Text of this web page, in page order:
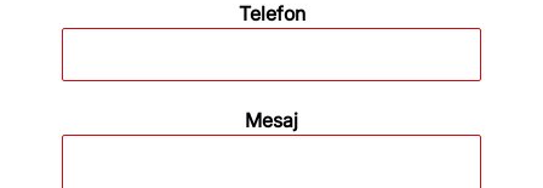
Telefon
Mesaj